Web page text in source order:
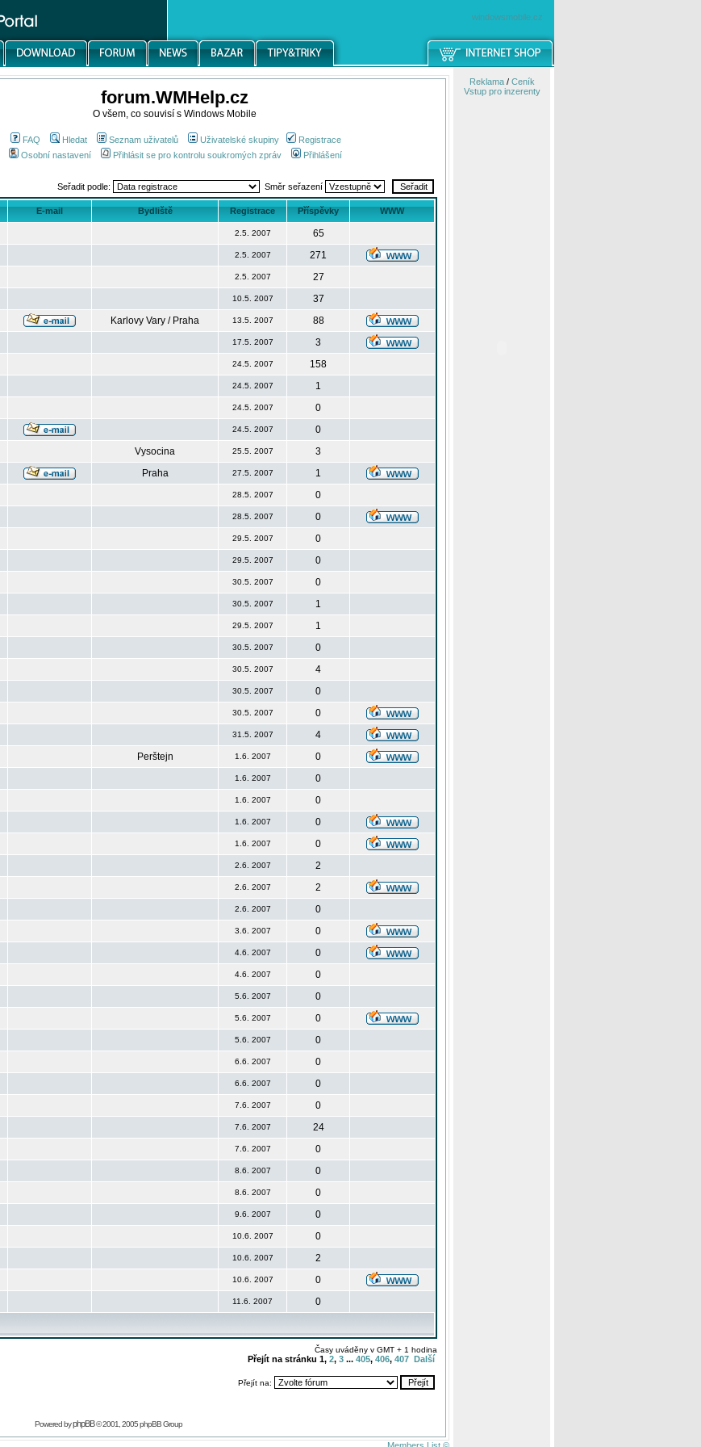
windowsmobile.cz
forum.WMHelp.cz
O všem, co souvisí s Windows Mobile
FAQ Hledat Seznam uživatelů Uživatelské skupiny
Registrace
Osobní nastavení
Přihlásit se pro kontrolu soukromých zpráv Přihlášení
Seřadit podle: Směr seřazení
E-mail Bydliště Registrace Příspěvky WWW
2.5. 2007
65
2.5. 2007
271
2.5. 2007
27
10.5. 2007
37
Karlovy Vary / Praha 13.5. 2007
88
17.5. 2007
3
24.5. 2007
158
24.5. 2007
1
24.5. 2007
0
24.5. 2007
0
Vysocina 25.5. 2007
3
Praha 27.5. 2007
1
28.5. 2007
0
28.5. 2007
0
29.5. 2007
0
29.5. 2007
0
30.5. 2007
0
30.5. 2007
1
29.5. 2007
1
30.5. 2007
0
30.5. 2007
4
30.5. 2007
0
30.5. 2007
0
31.5. 2007
4
Perštejn 1.6. 2007
0
1.6. 2007
0
1.6. 2007
0
1.6. 2007
0
1.6. 2007
0
2.6. 2007
2
2.6. 2007
2
2.6. 2007
0
3.6. 2007
0
4.6. 2007
0
4.6. 2007
0
5.6. 2007
0
5.6. 2007
0
5.6. 2007
0
6.6. 2007
0
6.6. 2007
0
7.6. 2007
0
7.6. 2007
24
7.6. 2007
0
8.6. 2007
0
8.6. 2007
0
9.6. 2007
0
10.6. 2007
0
10.6. 2007
2
10.6. 2007
0
11.6. 2007 0
Časy uváděny v GMT + 1 hodina
Přejít na stránku 1, 2, 3 ... 405, 406, 407 Další
Přejít na:
Powered byphpBB© 2001, 2005 phpBB Group
Reklama/ Ceník
Vstup pro inzerenty